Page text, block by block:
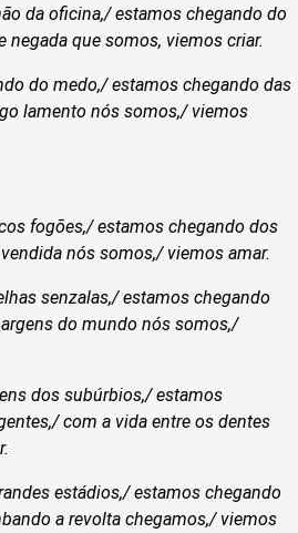
da oficina,/ estamos chegando do
negada que somos, viemos criar.
do medo,/ estamos chegando das
lamento nós somos,/ viemos
fogões,/ estamos chegando dos
nós somos,/ viemos amar.
senzalas,/ estamos chegando
do mundo nós somos,/
dos subúrbios,/ estamos
com a vida entre os dentes
estádios,/ estamos chegando
a revolta chegamos,/ viemos